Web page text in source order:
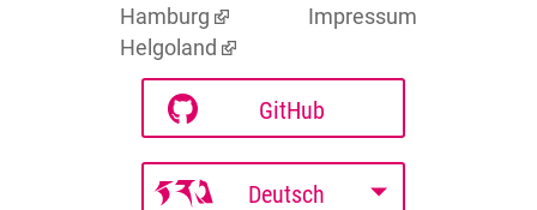
Hamburg
Helgoland
Impressum
GitHub
Deutsch